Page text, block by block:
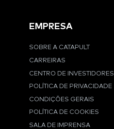
EMPRESA
SOBRE A CATAPULT
CARREIRAS
CENTRO DE INVESTIDORES
POLÍTICA DE PRIVACIDADE
CONDIÇÕES GERAIS
POLÍTICA DE COOKIES
SALA DE IMPRENSA